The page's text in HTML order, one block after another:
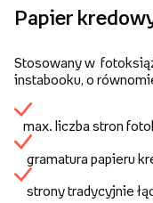
Papier
Stosowany w
instabooku, o
max. liczba stron
gramatura papieru
strony tradycyjnie